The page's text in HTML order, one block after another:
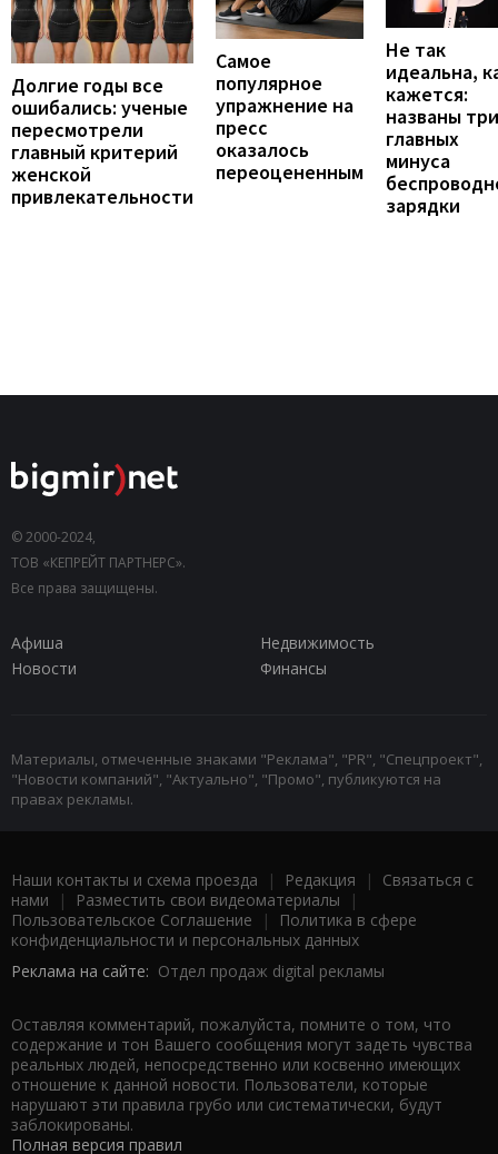
Долгие годы все
ошибались: ученые
пересмотрели
главный критерий
женской
привлекательности
Самое
популярное
упражнение на
пресс
оказалось
переоцененным
Не так
идеальна,
кажется:
названы три
главных
минуса
зарядки
© 2000-2024,
ТОВ «КЕПРЕЙТ ПАРТНЕРС».
Все права защищены.
Афиша
Недвижимость
Новости
Финансы
Материалы, отмеченные знаками "Реклама", "PR", "Спецпроект",
"Новости компаний", "Актуально", "Промо", публикуются на
правах рекламы.
Наши контакты и схема проезда | Редакция | Связаться с
нами | Разместить свои видеоматериалы |
Пользовательское Соглашение |
Политика в сфере
конфиденциальности и персональных данных
Реклама на сайте: Отдел продаж digital рекламы
Оставляя комментарий, пожалуйста, помните о том, что
содержание и тон Вашего сообщения могут задеть чувства
реальных людей, непосредственно или косвенно имеющих
отношение к данной новости. Пользователи, которые
нарушают эти правила грубо или систематически, будут
заблокированы.
Полная версия правил